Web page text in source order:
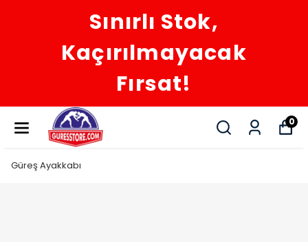
Sınırlı Stok,
Kaçırılmayacak
Fırsat!
0
Güreş Ayakkabı